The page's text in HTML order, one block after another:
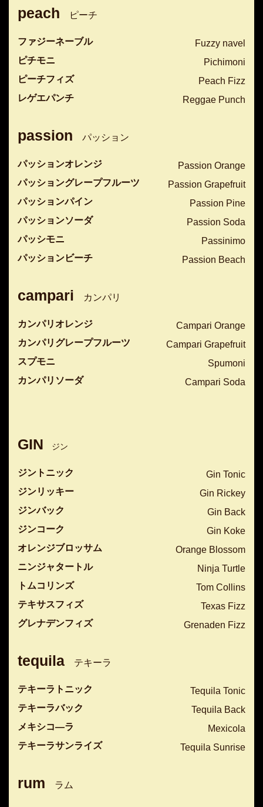
peach ピーチ
ファジーネーブル
Fuzzy navel
ピチモニ
Pichimoni
ピーチフィズ
Peach Fizz
レゲエパンチ
Reggae Punch
passion パッション
パッションオレンジ
Passion Orange
パッショングレープフルーツ
Passion Grapefruit
パッションパイン
Passion Pine
パッションソーダ
Passion Soda
パッシモニ
Passinimo
パッションビーチ
Passion Beach
campari カンパリ
カンパリオレンジ
Campari Orange
カンパリグレープフルーツ
Campari Grapefruit
スプモニ
Spumoni
カンパリソーダ
Campari Soda
GIN ジン
ジントニック
Gin Tonic
ジンリッキー
Gin Rickey
ジンバック
Gin Back
ジンコーク
Gin Koke
オレンジブロッサム
Orange Blossom
ニンジャタートル
Ninja Turtle
トムコリンズ
Tom Collins
テキサスフィズ
Texas Fizz
グレナデンフィズ
Grenaden Fizz
tequila テキーラ
テキーラトニック
Tequila Tonic
テキーラバック
Tequila Back
メキシコ―ラ
Mexicola
テキーラサンライズ
Tequila Sunrise
rum ラム